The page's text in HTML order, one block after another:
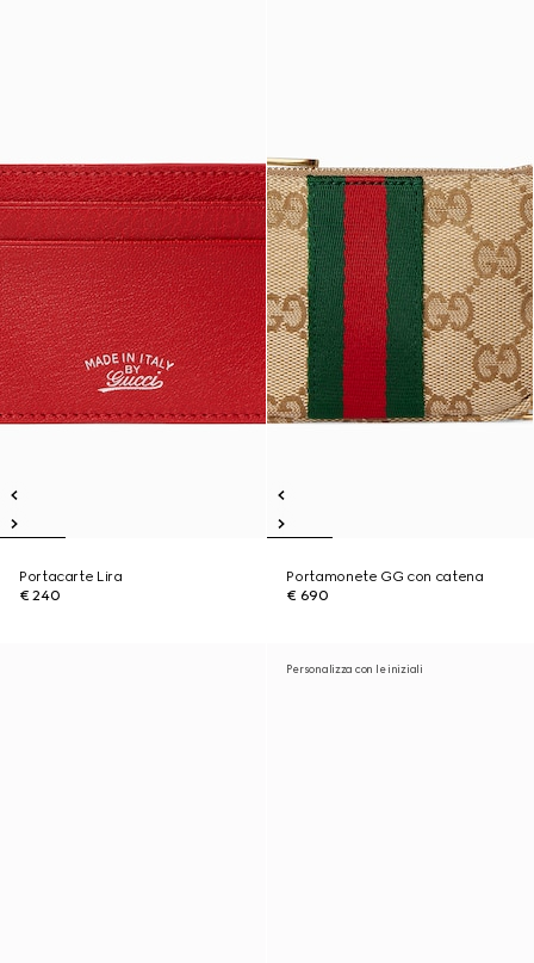
Portacarte Lira
€ 240
Portamonete GG con catena
€ 690
Personalizza con le iniziali